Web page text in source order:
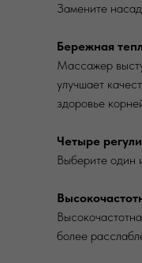
Замените
Бережная
Массажер
улучшает
здоровье
Четыре
Выберите один
более